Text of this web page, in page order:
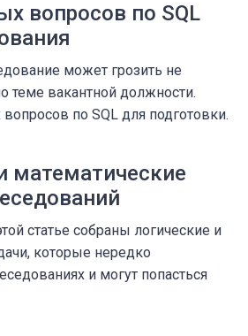
вопросов по SQL
может грозить не
теме вакантной должности.
по SQL для подготовки.
математические
статье собраны логические и
которые нередко
и могут попасться